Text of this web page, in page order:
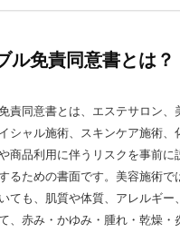
ル免責同意書とは？
責同意書とは、エステサロン、
シャル施術、スキンケア施術、
商品利用に伴うリスクを事前に
るための書面です。美容施術で
ても、肌質や体質、アレルギー
、赤み・かゆみ・腫れ・乾燥・